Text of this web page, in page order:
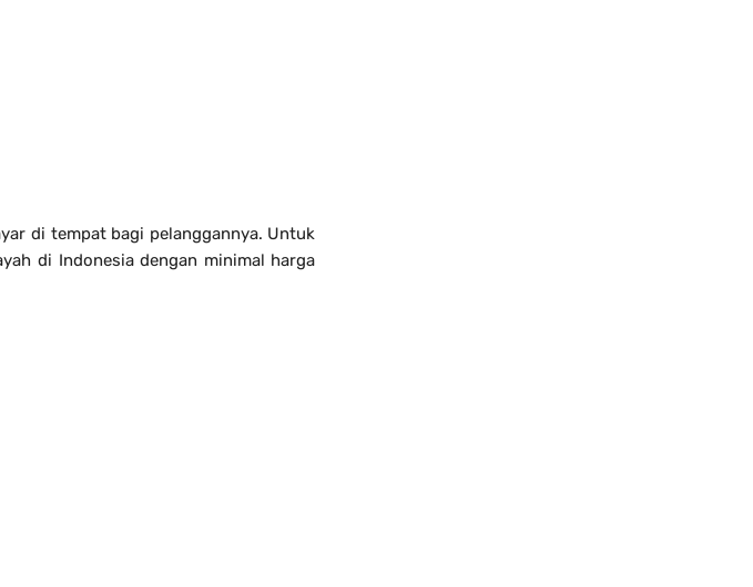
di tempat bagi pelanggannya. Untuk
di Indonesia dengan minimal harga